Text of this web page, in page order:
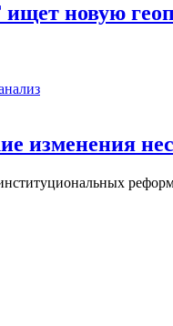
новую
изменения